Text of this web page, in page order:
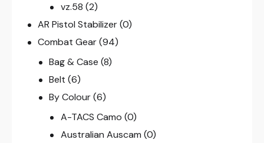
vz.58 (2)
AR Pistol Stabilizer(0)
Combat Gear(94)
Bag & Case (8)
Belt (6)
By Colour (6)
A-TACS Camo (0)
Australian Auscam (0)